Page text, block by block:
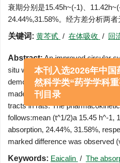
衰期分别是15.45h~(-1)、
24.44%,31.58%。经方差分析两者
关键词: 黄芩甙 / 在体吸收 / 回
Abstract:An improved circular
situ was used to determine the
demonstrated a lower absorption-
made between the absorption
tracts in rats. The
follows:mean (t^1/2)a 15.45 h^-1,
absorption, 24.44%, 31.58%,
marked difference was observed
Keywords: Eaicalin / The
本刊入选2026年中
然科学类“药学学科
刊目录